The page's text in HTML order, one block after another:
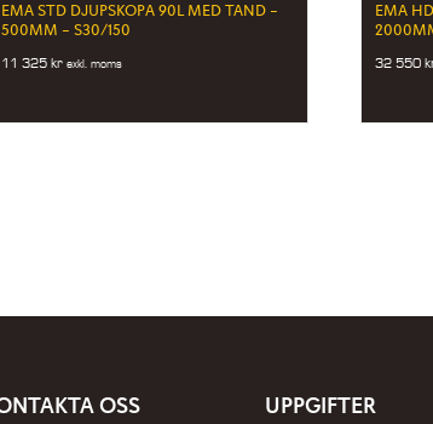
EMA STD DJUPSKOPA 90L MED TAND –
500MM – S30/150
11 325kr exkl. moms
EMA
32 550
OSS UPPGIFTER